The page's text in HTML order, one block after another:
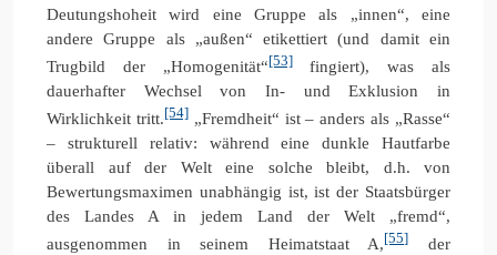
Deutungshoheit wird eine Gruppe als „innen“, eine
andere Gruppe als „außen“ etikettiert (und damit ein
Trugbild der „Homogenität“[53]fingiert), was als
dauerhafter Wechsel von In- und Exklusion in
Wirklichkeit tritt.[54]„Fremdheit“ ist – anders als „Rasse“
– strukturell relativ: während eine dunkle Hautfarbe
überall auf der Welt eine solche bleibt, d.h. von
Bewertungsmaximen unabhängig ist, ist der Staatsbürger
des Landes A in jedem Land der Welt „fremd“,
ausgenommen in seinem Heimatstaat A,[55] der